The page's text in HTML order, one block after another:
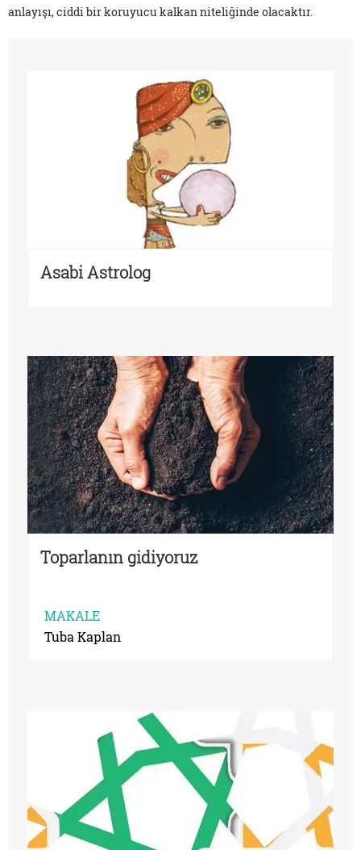
anlayışı, ciddi bir koruyucu kalkan niteliğinde olacaktır.
Asabi Astrolog
Toparlanın gidiyoruz
MAKALE
Tuba Kaplan